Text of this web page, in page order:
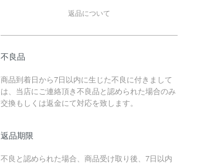
返品について
不良品
商品到着日から7日以内に生じた不良に付きまして
は、当店にご連絡頂き不良品と認められた場合のみ
交換もしくは返金にて対応を致します。
返品期限
不良と認められた場合、商品受け取り後、7日以内